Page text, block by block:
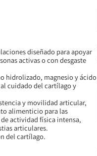
diseñado para apoyar
activas o con desgaste
hidrolizado, magnesio y ácido
cuidado del cartílago y
y movilidad articular,
alimenticio para las
actividad física intensa,
articulares.
del cartílago.